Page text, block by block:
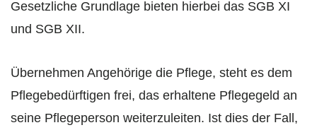
Gesetzliche Grundlage bieten hierbei das SGB XI
und SGB XII.
Übernehmen Angehörige die Pflege, steht es dem
Pflegebedürftigen frei, das erhaltene Pflegegeld an
seine Pflegeperson weiterzuleiten. Ist dies der Fall,